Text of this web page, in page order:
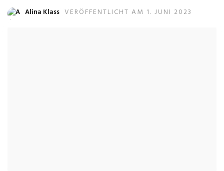
Alina Klass VERÖFFENTLICHT AM 1. JUNI 2023